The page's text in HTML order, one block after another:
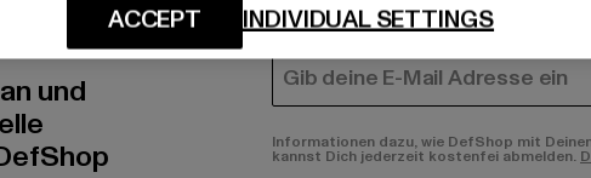
und
FRAUEN
E-MAIL
Informationen dazu, wie DefShop mit
kannst Dich jederzeit kostenfei abmelden.
INDIVIDUAL SETTINGS
ACCEPT